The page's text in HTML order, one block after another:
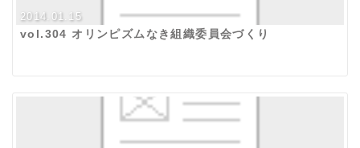
2014.01.15
vol.304 オリンピズムなき組織委員会づくり